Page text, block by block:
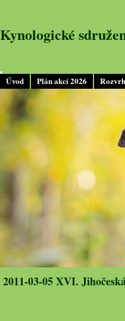
Úvod Plán akcí 2026
Kynologické
2011-03-05 XVI.